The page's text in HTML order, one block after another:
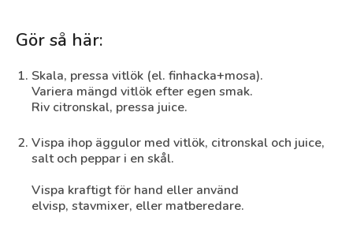
Gör så här:
Skala, pressa vitlök (el. finhacka+mosa).
Variera mängd vitlök efter egen smak.
Riv citronskal, pressa juice.
Vispa ihop äggulor med vitlök, citronskal och juice,
salt och peppar i en skål.
Vispa kraftigt för hand eller använd
elvisp, stavmixer, eller matberedare.